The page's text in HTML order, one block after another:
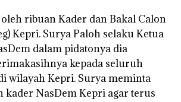
ribuan Kader dan Bakal Calon
Kepri. Surya Paloh selaku Ketua
dalam pidatonya dia
kepada seluruh
wilayah Kepri. Surya meminta
kader NasDem Kepri agar terus